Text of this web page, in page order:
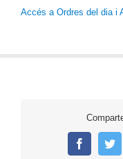
Accés a Ordres del dia i
Facebook